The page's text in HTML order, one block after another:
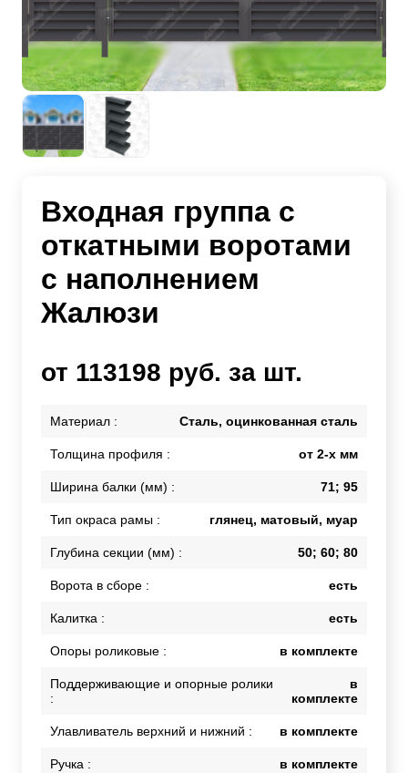
Входная группа с
откатными воротами
с наполнением
Жалюзи
от 113198 руб. за шт.
Материал : Сталь, оцинкованная сталь
Толщина профиля : от 2-х мм
Ширина балки (мм) : 71; 95
Тип окраса рамы : глянец, матовый, муар
Глубина секции (мм) : 50; 60; 80
Ворота в сборе : есть
Калитка : есть
Опоры роликовые : в комплекте
Поддерживающие и опорные ролики
:
в
комплекте
Улавливатель верхний и нижний : в комплекте
Ручка : в комплекте